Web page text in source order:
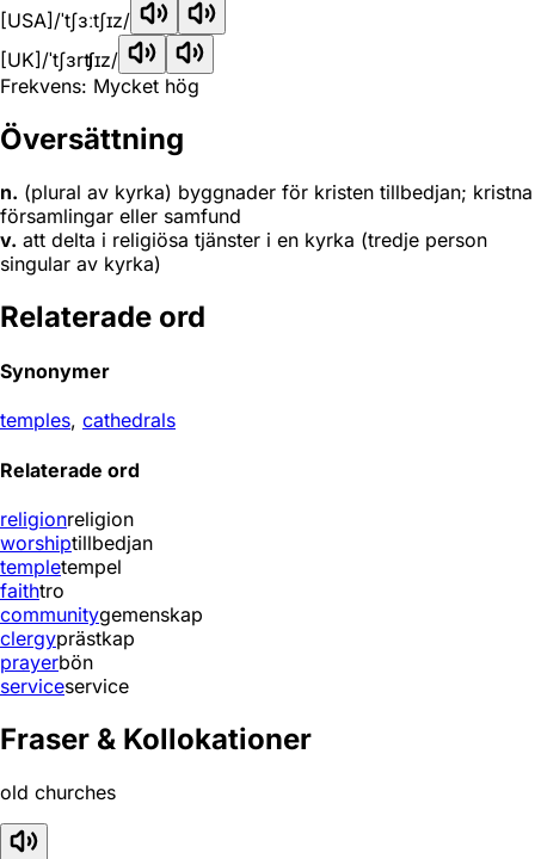
[USA] /ˈtʃɜːtʃɪz/
[UK] /ˈtʃɜrʧɪz/
Frekvens: Mycket hög
Översättning
n. (plural av kyrka) byggnader för kristen tillbedjan; kristna
församlingar eller samfund
v. att delta i religiösa tjänster i en kyrka (tredje person
singular av kyrka)
Relaterade ord
Synonymer
temples, cathedrals
Relaterade ord
religionreligion
worshiptillbedjan
templetempel
faithtro
communitygemenskap
clergyprästkap
prayerbön
serviceservice
Fraser & Kollokationer
old churches